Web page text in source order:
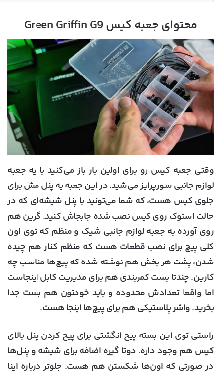
محتوای جعبه کیس Green Griffin G9
وقتی جعبه کیس رو برای اولین بار باز می‌کنید با یه جعبه
لوازم جانبی سورپرایز می‌شید. در این جعبه یه پنل مش برای
جلوی کیس هست، که شما می‌تونید با پنل شیشه‌ای که در
حالت استوک روی کیس نصب شده جابجاش کنید. گرین هم
روی آورده به جعبه لوازم جانبی شیک و منظم که توی اون
کلی پیچ برای نصب قطعات هست که منظم کنار هم چیده
شدن، پشت هر بخش هم نوشته شده که پیچ‌ها مناسب چه
کارین. چندتا بست کمربندی هم برای مدیریت کابل اینجاست
اما واقعا تعدادش محدوده و باید خودتون هم بست جدا
بخرید. واشر پلاستیکی هم برای پیچ‌ها اینجا هست.
راستی توی این بسته پیچ انگشتی برای پیچ کردن پنل بالای
کیس هم وجود داره. دوتا گیره اضافه برای شیشه و پنل‌ها
در صورتی که اون‌ها شکستن هم هست. جلوتر درباره اینا